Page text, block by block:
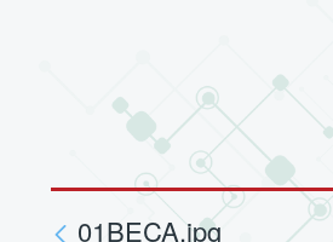
01BECA.jpg